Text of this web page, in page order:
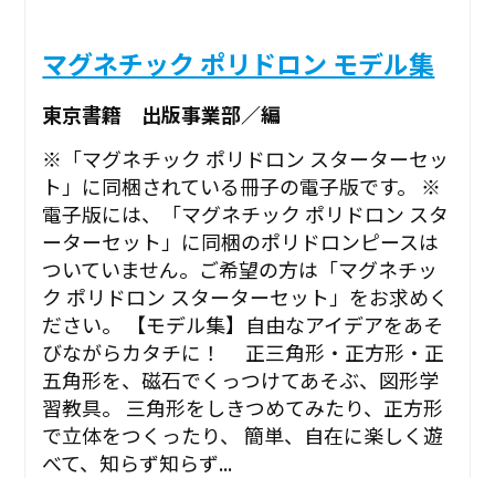
マグネチック ポリドロン モデル集
東京書籍 出版事業部／編
※「マグネチック ポリドロン スターターセッ
ト」に同梱されている冊子の電子版です。 ※
電子版には、「マグネチック ポリドロン スタ
ーターセット」に同梱のポリドロンピースは
ついていません。ご希望の方は「マグネチッ
ク ポリドロン スターターセット」をお求めく
ださい。 【モデル集】自由なアイデアをあそ
びながらカタチに！ 正三角形・正方形・正
五角形を、磁石でくっつけてあそぶ、図形学
習教具。 三角形をしきつめてみたり、正方形
で立体をつくったり、 簡単、自在に楽しく遊
べて、知らず知らず...